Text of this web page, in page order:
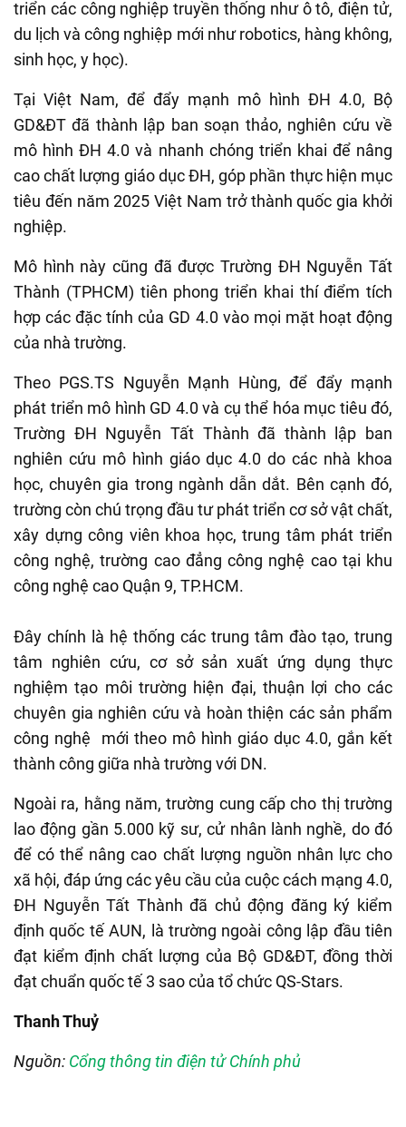
triển các công nghiệp truyền thống như ô tô, điện tử,
du lịch và công nghiệp mới như robotics, hàng không,
sinh học, y học).
Tại Việt Nam, để đẩy mạnh mô hình ĐH 4.0, Bộ
GD&ĐT đã thành lập ban soạn thảo, nghiên cứu về
mô hình ĐH 4.0 và nhanh chóng triển khai để nâng
cao chất lượng giáo dục ĐH, góp phần thực hiện mục
tiêu đến năm 2025 Việt Nam trở thành quốc gia khởi
nghiệp.
Mô hình này cũng đã được Trường ĐH Nguyễn Tất
Thành (TPHCM) tiên phong triển khai thí điểm tích
hợp các đặc tính của GD 4.0 vào mọi mặt hoạt động
của nhà trường.
Theo PGS.TS Nguyễn Mạnh Hùng, để đẩy mạnh
phát triển mô hình GD 4.0 và cụ thể hóa mục tiêu đó,
Trường ĐH Nguyễn Tất Thành đã thành lập ban
nghiên cứu mô hình giáo dục 4.0 do các nhà khoa
học, chuyên gia trong ngành dẫn dắt. Bên cạnh đó,
trường còn chú trọng đầu tư phát triển cơ sở vật chất,
xây dựng công viên khoa học, trung tâm phát triển
công nghệ, trường cao đẳng công nghệ cao tại khu
công nghệ cao Quận 9, TP.HCM.
Đây chính là hệ thống các trung tâm đào tạo, trung
tâm nghiên cứu, cơ sở sản xuất ứng dụng thực
nghiệm tạo môi trường hiện đại, thuận lợi cho các
chuyên gia nghiên cứu và hoàn thiện các sản phẩm
công nghệ mới theo mô hình giáo dục 4.0, gắn kết
thành công giữa nhà trường với DN.
Ngoài ra, hằng năm, trường cung cấp cho thị trường
lao động gần 5.000 kỹ sư, cử nhân lành nghề, do đó
để có thể nâng cao chất lượng nguồn nhân lực cho
xã hội, đáp ứng các yêu cầu của cuộc cách mạng 4.0,
ĐH Nguyễn Tất Thành đã chủ động đăng ký kiểm
định quốc tế AUN, là trường ngoài công lập đầu tiên
đạt kiểm định chất lượng của Bộ GD&ĐT, đồng thời
đạt chuẩn quốc tế 3 sao của tổ chức QS-Stars.
Thanh Thuỷ
Nguồn: Cổng thông tin điện tử Chính phủ